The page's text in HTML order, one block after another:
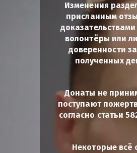
Изменения
присланным
волонтёры или
доверенности
полученных
Донаты не
поступают
согласно статьи
Некоторые всё